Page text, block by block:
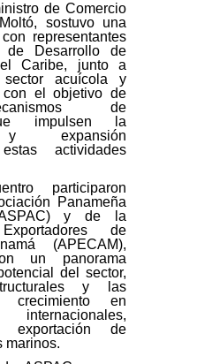
de Comercio
sostuvo una
representantes
Desarrollo de
Caribe, junto a
acuícola y
con el objetivo de
de
impulsen la
y expansión
actividades
participaron
Panameña
y de la
de
(APECAM),
un panorama
del sector,
y las
crecimiento en
exportación de
marinos.